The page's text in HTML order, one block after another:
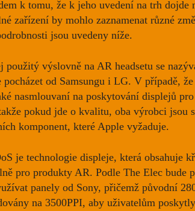
k tomu, že k jeho uvedení na trh dojde
zařízení by mohlo zaznamenat různé
jsou uvedeny níže.
použitý výslovně na AR headsetu se
pocházet od Samsungu i LG. V případě,
nasmlouvaní na poskytování displejů
pokud jde o kvalitu, oba výrobci jsou
komponent, které Apple vyžaduje.
je technologie displeje, která obsahuje
pro produkty AR. Podle The Elec bude
panely od Sony, přičemž původní
na 3500PPI, aby uživatelům